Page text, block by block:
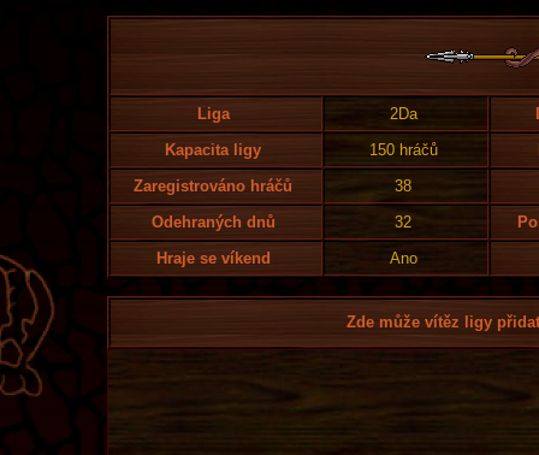
Liga 2Da
Kapacita ligy
150 hráčů
Zaregistrováno hráčů
38
Odehraných dnů
32
Hraje se víkend
Ano
Zde může vítěz ligy